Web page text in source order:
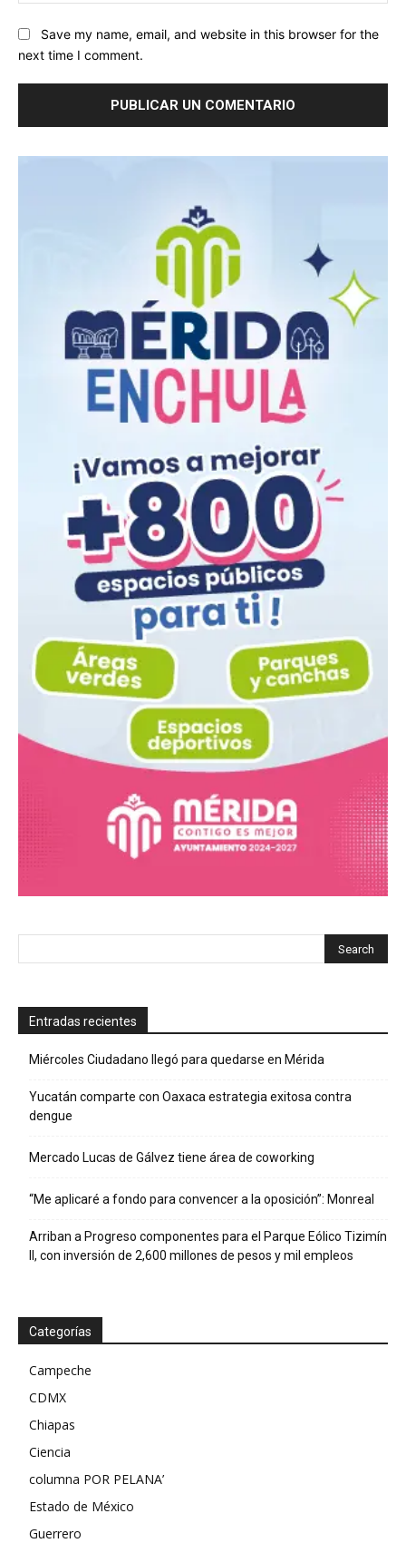
Save my name, email, and website in this browser for the
next time I comment.
Entradas recientes
Miércoles Ciudadano llegó para quedarse en Mérida
Yucatán comparte con Oaxaca estrategia exitosa contra
dengue
Mercado Lucas de Gálvez tiene área de coworking
“Me aplicaré a fondo para convencer a la oposición”: Monreal
Arriban a Progreso componentes para el Parque Eólico Tizimín
II, con inversión de 2,600 millones de pesos y mil empleos
Categorías
Campeche
CDMX
Chiapas
Ciencia
columna POR PELANA’
Estado de México
Guerrero